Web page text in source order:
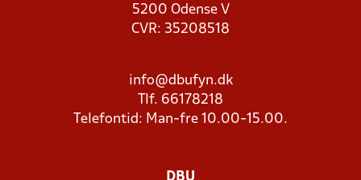
5200 Odense V
CVR: 35208518
info@dbufyn.dk
Tlf. 66178218
Telefontid: Man-fre 10.00-15.00.
DBU